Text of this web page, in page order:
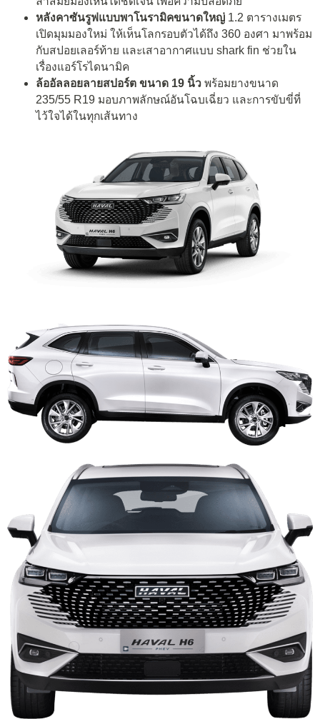
หลังคาซันรูฟแบบพาโนรามิคขนาดใหญ่ 1.2 ตารางเมตร
เปิดมุมมองใหม่ ให้เห็นโลกรอบตัวได้ถึง 360 องศา มาพร้อม
กับสปอยเลอร์ท้าย และเสาอากาศแบบ shark fin ช่วยใน
เรื่องแอร์โรไดนามิค
ล้ออัลลอยลายสปอร์ต ขนาด 19 นิ้ว พร้อมยางขนาด
235/55 R19 มอบภาพลักษณ์อันโฉบเฉี่ยว และการขับขี่ที่
ไว้ใจได้ในทุกเส้นทาง